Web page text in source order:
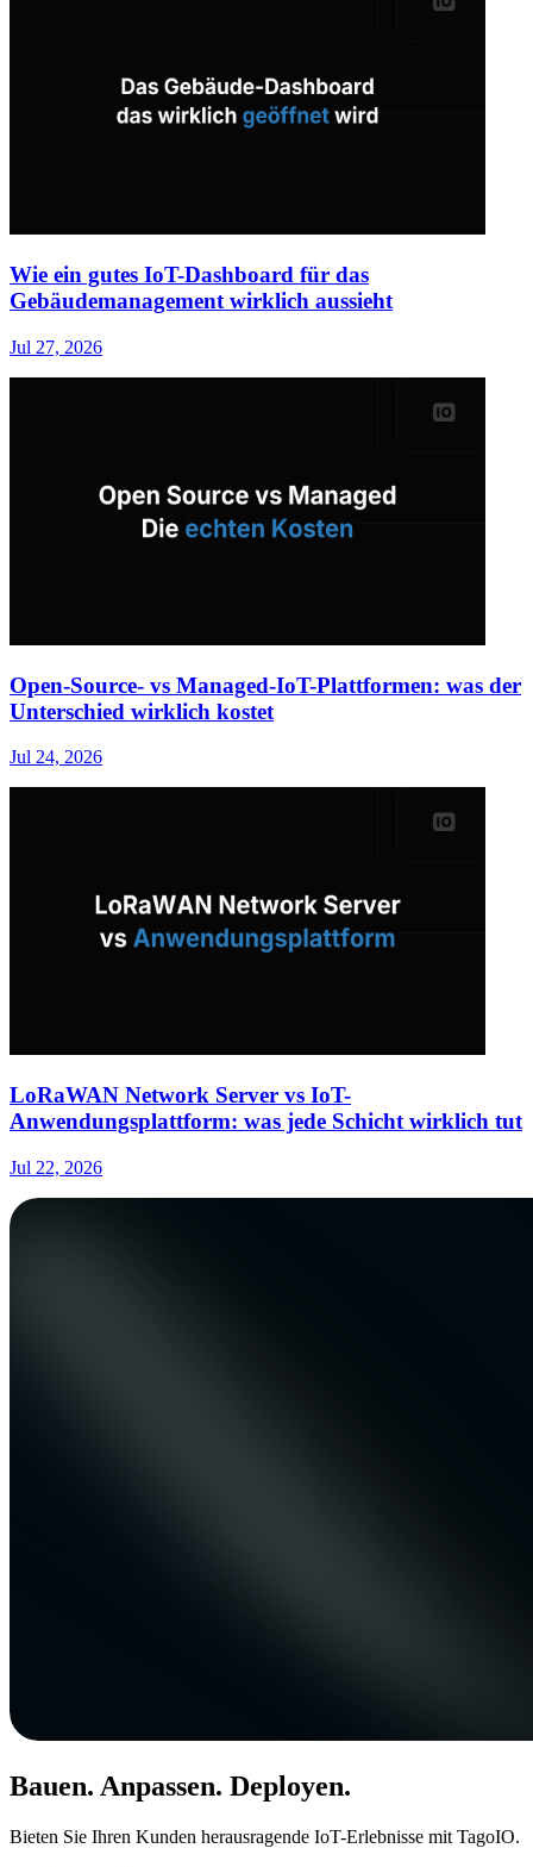
Wie ein gutes IoT-Dashboard für das
Gebäudemanagement wirklich aussieht
Jul 27, 2026
Open-Source- vs Managed-IoT-Plattformen: was der
Unterschied wirklich kostet
Jul 24, 2026
LoRaWAN Network Server vs IoT-
Anwendungsplattform: was jede Schicht wirklich tut
Jul 22, 2026
Bauen. Anpassen. Deployen.
Bieten Sie Ihren Kunden herausragende IoT-Erlebnisse mit TagoIO.